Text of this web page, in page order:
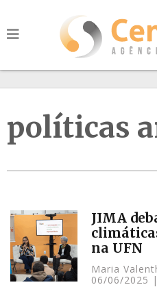
políticas
JIMA
na UFN
Maria
06/06/2025